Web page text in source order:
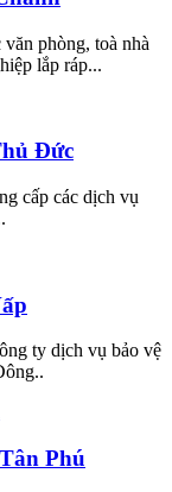
phòng, toà nhà
lắp ráp...
Đức
cấp các dịch vụ
ty dịch vụ bảo vệ
Phú